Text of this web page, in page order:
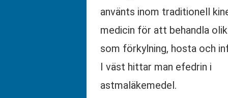
använts inom traditionell
medicin för att behandla
som förkylning, hosta och
I väst hittar man efedrin i
astmaläkemedel.